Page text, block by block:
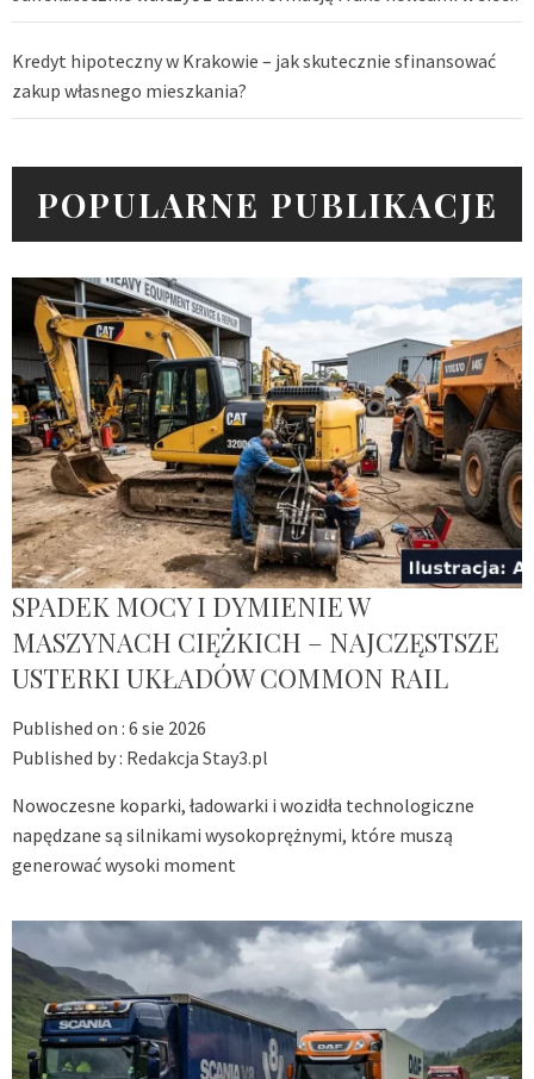
Kredyt hipoteczny w Krakowie – jak skutecznie sfinansować
zakup własnego mieszkania?
POPULARNE PUBLIKACJE
SPADEK MOCY I DYMIENIE W
MASZYNACH CIĘŻKICH – NAJCZĘSTSZE
USTERKI UKŁADÓW COMMON RAIL
Published on : 6 sie 2026
Published by : Redakcja Stay3.pl
Nowoczesne koparki, ładowarki i wozidła technologiczne
napędzane są silnikami wysokoprężnymi, które muszą
generować wysoki moment